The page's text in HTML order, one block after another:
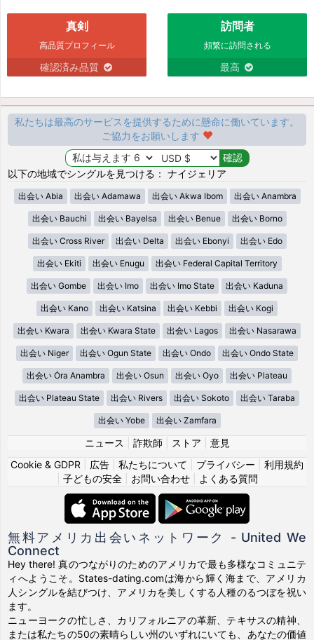
真剣
高品質プロフィール
確認済み品質
訪問者
頻繁に訪問される
最高
私たちは最高のサービスを提供するために懸命に働いています。
ご協力をお願いします
以下の地域でシングルを見つける： ナイジェリア
出会い Abia 出会い Adamawa 出会い Akwa Ibom 出会い Anambra
出会い Bauchi 出会い Bayelsa 出会い Benue 出会い Borno
出会い Cross River 出会い Delta 出会い Ebonyi 出会い Edo
出会い Ekiti 出会い Enugu 出会い Federal Capital Territory
出会い Gombe 出会い Imo 出会い Imo State 出会い Kaduna
出会い Kano 出会い Katsina 出会い Kebbi 出会い Kogi
出会い Kwara 出会い Kwara State 出会い Lagos 出会い Nasarawa
出会い Niger 出会い Ogun State 出会い Ondo 出会い Ondo State
出会い Ȯra Anambra 出会い Osun 出会い Oyo 出会い Plateau
出会い Plateau State 出会い Rivers 出会い Sokoto 出会い Taraba
出会い Yobe 出会い Zamfara
ニュース 詐欺師 ストア
意見
Cookie & GDPR
広告 私たちについて プライバシー
利用規約
子どもの安全| お問い合わせ| よくある質問
無料アメリカ出会いネットワーク - United We
Connect
Hey there! 真のつながりのためのアメリカで最も多様なコミュニテ
ィへようこそ。States-dating.comは海から輝く海まで、アメリカ
人シングルを結びつけ、アメリカを美しくする人種のるつぼを祝い
ます。
ニューヨークの忙しさ、カリフォルニアの革新、テキサスの精神、
または私たちの50の素晴らしい州のいずれにいても、あなたの価値